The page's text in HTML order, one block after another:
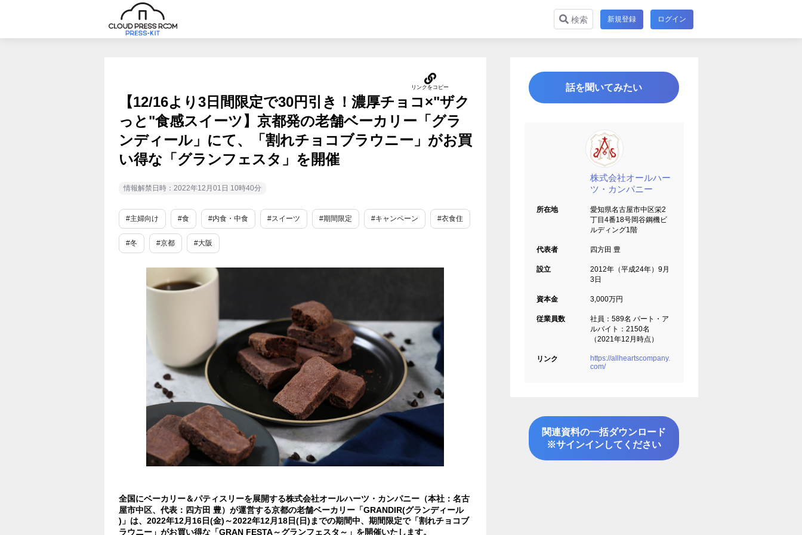
検索 新規登録 ログイン
【12/16より3日間限定で30円引き！濃厚チョコ×"ザク
っと"食感スイーツ】京都発の老舗ベーカリー「グラ
ンディール」にて、「割れチョコブラウニー」がお買
い得な「グランフェスタ」を開催
情報解禁日時：2022年12月01日 10時40分
#主婦向け #食 #内食・中食 #スイーツ #期間限定 #キャンペーン #衣食住
#冬 #京都 #大阪
全国にベーカリー＆パティスリーを展開する株式会社オールハーツ・カンパニー（本社：名古
屋市中区、代表：四方田 豊）が運営する京都の老舗ベーカリー「GRANDIR(グランディール
)」は、2022年12月16日(金)～2022年12月18日(日)までの期間中、期間限定で「割れチョコブ
ラウニー」がお買い得な「GRAN FESTA～グランフェスタ～」を開催いたします。
話を聞いてみたい
株式会社オールハー
ツ・カンパニー
所在地
愛知県名古屋市中区栄2
丁目4番18号岡谷鋼機ビ
ルディング1階
代表者 四方田 豊
設立
2012年（平成24年）9月
3日
資本金 3,000万円
従業員数
社員：589名 パート・ア
ルバイト：2150名
（2021年12月時点）
リンク
https://allheartscompany.
com/
関連資料の一括ダウンロード
※サインインしてください